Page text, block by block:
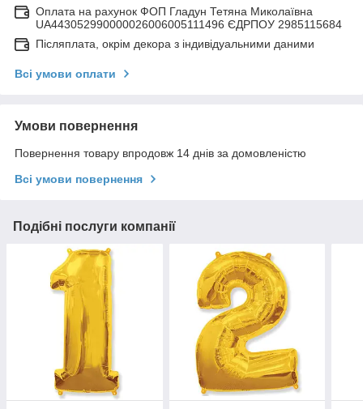
Оплата на рахунок ФОП Гладун Тетяна Миколаївна
UA443052990000026006005111496 ЄДРПОУ 2985115684
Післяплата, окрім декора з індивідуальними даними
Всі умови оплати
Умови повернення
Повернення товару впродовж 14 днів за домовленістю
Всі умови повернення
Подібні послуги компанії